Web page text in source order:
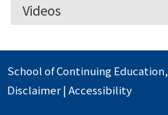
Videos
School of Continuing Education,
Disclaimer|Accessibility